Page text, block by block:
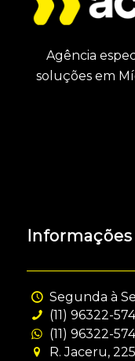
Agência
soluções em
Informações
Segunda à
(11) 96322-
(11) 96322-
R. Jaceru,